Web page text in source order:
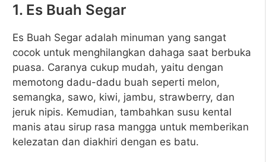
1. Es Buah Segar
Es Buah Segar adalah minuman yang sangat
cocok untuk menghilangkan dahaga saat berbuka
puasa. Caranya cukup mudah, yaitu dengan
memotong dadu-dadu buah seperti melon,
semangka, sawo, kiwi, jambu, strawberry, dan
jeruk nipis. Kemudian, tambahkan susu kental
manis atau sirup rasa mangga untuk memberikan
kelezatan dan diakhiri dengan es batu.